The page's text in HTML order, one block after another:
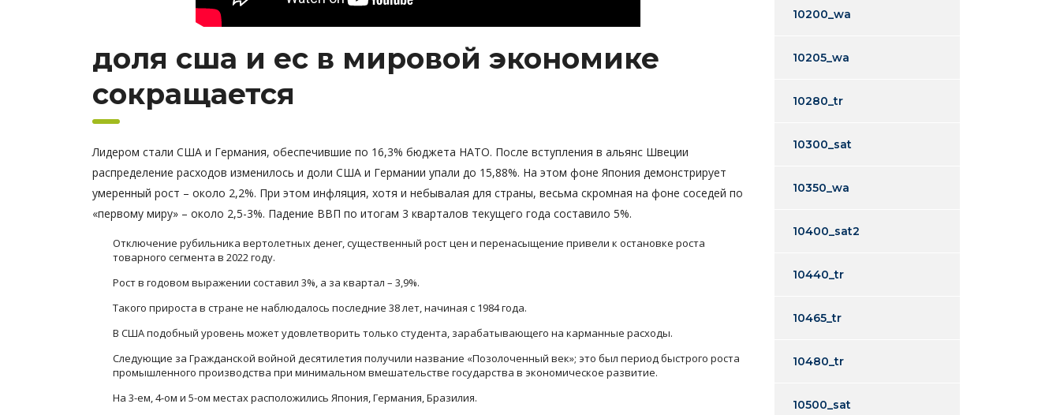
доля сша и ес в мировой экономике
сокращается
Лидером стали США и Германия, обеспечившие по 16,3% бюджета НАТО. После вступления в альянс Швеции
распределение расходов изменилось и доли США и Германии упали до 15,88%. На этом фоне Япония демонстрирует
умеренный рост – около 2,2%. При этом инфляция, хотя и небывалая для страны, весьма скромная на фоне соседей по
«первому миру» – около 2,5-3%. Падение ВВП по итогам 3 кварталов текущего года составило 5%.
Отключение рубильника вертолетных денег, существенный рост цен и перенасыщение привели к остановке роста
товарного сегмента в 2022 году.
Рост в годовом выражении составил 3%, а за квартал – 3,9%.
Такого прироста в стране не наблюдалось последние 38 лет, начиная с 1984 года.
В США подобный уровень может удовлетворить только студента, зарабатывающего на карманные расходы.
Следующие за Гражданской войной десятилетия получили название «Позолоченный век»; это был период быстрого роста
промышленного производства при минимальном вмешательстве государства в экономическое развитие.
На 3-ем, 4-ом и 5-ом местах расположились Япония, Германия, Бразилия.
10200_wa
10205_wa
10280_tr
10300_sat
10350_wa
10400_sat2
10440_tr
10465_tr
10480_tr
10500_sat